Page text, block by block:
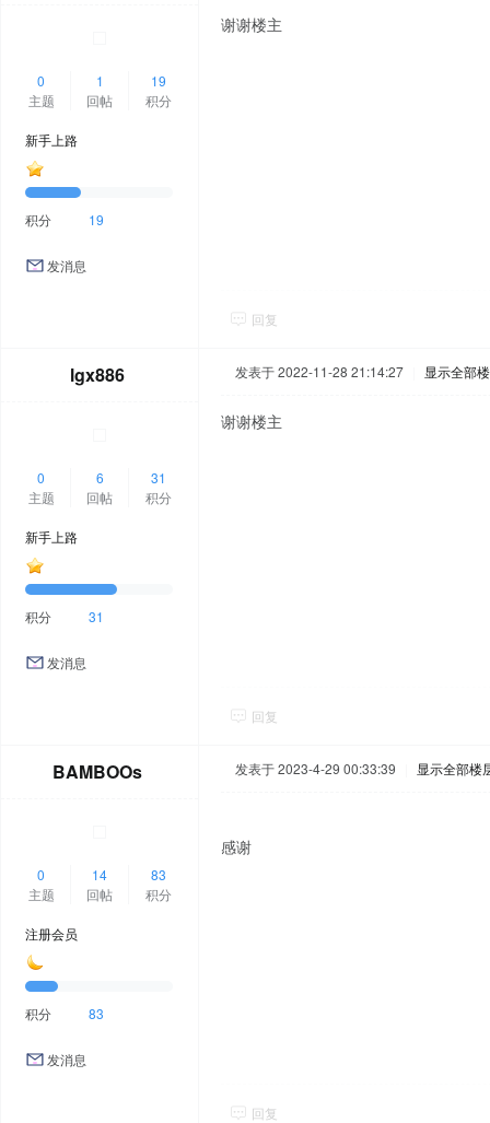
0
主题
1
回帖
19
积分
新手上路
积分 19
发消息
谢谢楼主
回复
lgx886
0
主题
6
回帖
31
积分
新手上路
积分 31
发消息
发表于 2022-11-28 21:14:27 显示全部
谢谢楼主
回复
BAMBOOs
0
主题
14
回帖
83
积分
注册会员
积分 83
发消息
发表于 2023-4-29 00:33:39 显示全部楼
感谢
回复